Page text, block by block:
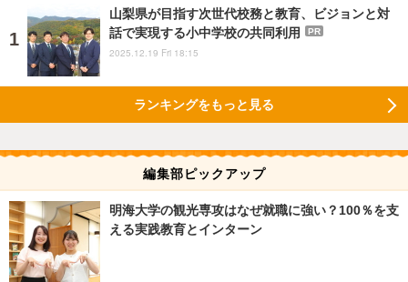
山梨県が目指す次世代校務と教育、ビジョンと対
話で実現する小中学校の共同利用
PR
2025.12.19 Fri 18:15
ランキングをもっと見る
編集部ピックアップ
明海大学の観光専攻はなぜ就職に強い？100％を支
える実践教育とインターン